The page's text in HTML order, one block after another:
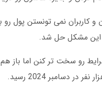
و کاربران نمی تونستن پول
شدن شرایط رو سخت تر کنن اما